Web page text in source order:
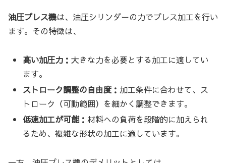
油圧プレス機は、油圧シリンダーの力でプレス加工を行い
ます。その特徴は、
高い加圧力：大きな力を必要とする加工に適してい
ます。
ストローク調整の自由度： 加工条件に合わせて、ス
トローク（可動範囲）を細かく調整できます。
低速加工が可能： 材料への負荷を段階的に加えられ
るため、複雑な形状の加工に適しています。